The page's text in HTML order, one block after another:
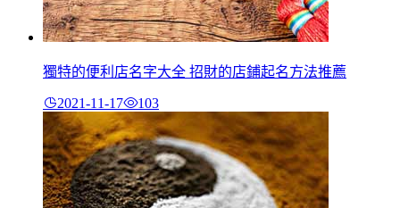
獨特的便利店名字大全 招財的店鋪起名方法推薦
2021-11-17 103